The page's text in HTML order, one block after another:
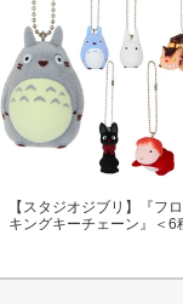
【スタジオジブリ】『フ
キングキーチェーン』＜6